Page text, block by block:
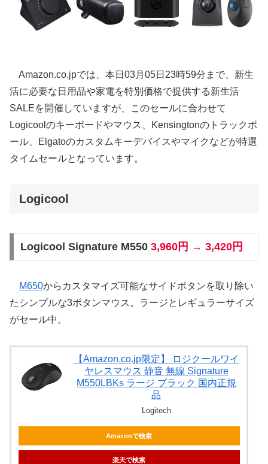
Amazon.co.jpでは、本日03月05日23時59分まで、新生
活に必要な日用品や家電を特別価格で提供する新生活
SALEを開催していますが、このセールに合わせて
Logicoolのキーボードやマウス、Kensingtonのトラックボ
ール、Elgatoのカスタムキーデバイスやマイクなどが特選
タイムセールとなっています。
Logicool
Logicool Signature M550 3,960円 → 3,420円
M650からカスタマイズ可能なサイドボタンを取り除い
たシンプルな3ボタンマウス。ラージとレギュラーサイズ
がセール中。
【Amazon.co.jp限定】 ロジクールワイ
ヤレスマウス 静音 無線 Signature
M550LBKs ラージ ブラック 国内正規
品
Logitech
Amazonで検索
楽天で検索